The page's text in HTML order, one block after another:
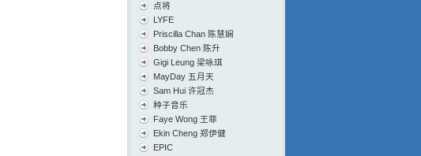
点将
LYFE
Priscilla Chan 陈慧娴
Bobby Chen 陈升
Gigi Leung 梁咏琪
MayDay 五月天
Sam Hui 许冠杰
种子音乐
Faye Wong 王菲
Ekin Cheng 郑伊健
EPIC